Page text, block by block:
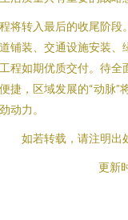
将转入最后的收尾阶段
铺装、交通设施安装、
程如期优质交付。待全
捷，区域发展的“动脉”
动力。
如若转载，请注明
更新